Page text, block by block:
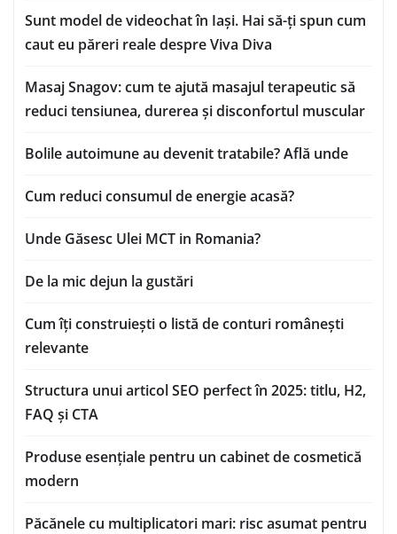
Sunt model de videochat în Iași. Hai să-ți spun cum
caut eu păreri reale despre Viva Diva
Masaj Snagov: cum te ajută masajul terapeutic să
reduci tensiunea, durerea și disconfortul muscular
Bolile autoimune au devenit tratabile? Află unde
Cum reduci consumul de energie acasă?
Unde Găsesc Ulei MCT in Romania?
De la mic dejun la gustări
Cum îți construiești o listă de conturi românești
relevante
Structura unui articol SEO perfect în 2025: titlu, H2,
FAQ și CTA
Produse esențiale pentru un cabinet de cosmetică
modern
Păcănele cu multiplicatori mari: risc asumat pentru